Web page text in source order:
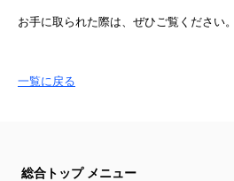
お手に取られた際は、ぜひご覧ください。
一覧に戻る
総合トップ メニュー